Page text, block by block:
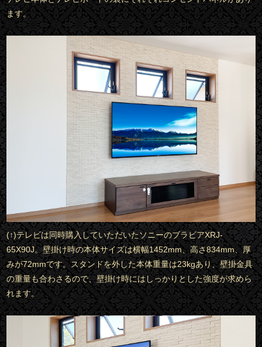
ます。
(↑)テレビは同時購入していただいたソニーのブラビアXRJ-
65X90J。壁掛け時の本体サイズは横幅1452mm、高さ834mm、厚
みが72mmです。スタンドを外した本体重量は23kgあり、壁掛金具
の重量も合わさるので、壁掛け時にはしっかりとした強度が求めら
れます。